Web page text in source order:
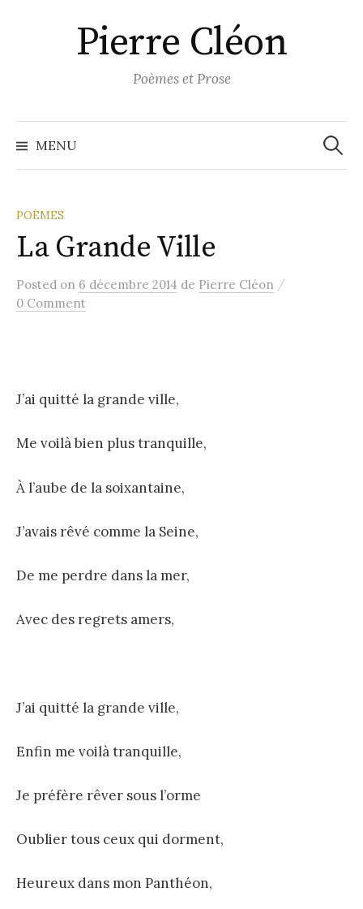
Pierre Cléon
Poèmes et Prose
MENU
POÈMES
La Grande Ville
Posted on 6 décembre 2014 de Pierre Cléon /
0 Comment
J’ai quitté la grande ville,
Me voilà bien plus tranquille,
À l’aube de la soixantaine,
J’avais rêvé comme la Seine,
De me perdre dans la mer,
Avec des regrets amers,
J’ai quitté la grande ville,
Enfin me voilà tranquille,
Je préfère rêver sous l’orme
Oublier tous ceux qui dorment,
Heureux dans mon Panthéon,